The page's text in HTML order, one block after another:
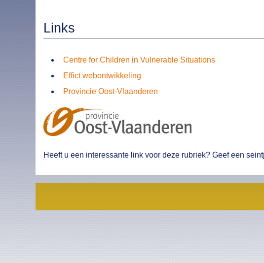
Links
Centre for Children in Vulnerable Situations
Effict webontwikkeling
Provincie Oost-Vlaanderen
Heeft u een interessante link voor deze rubriek? Geef een